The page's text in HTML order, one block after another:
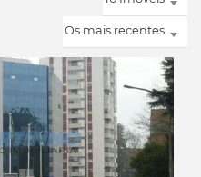
Os mais recentes